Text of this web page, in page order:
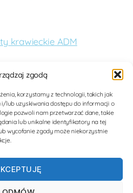
zgodą
korzystamy z technologii, takich jak
i/lub uzyskiwania dostępu do informacji o
pozwoli nam przetwarzać dane, takie
lub unikalne identyfikatory na tej
wycofanie zgody może niekorzystnie
krawieckie ADM
O nas
edukację. Dążymy
medycznej dla kobiet i
poprzez nowoczesne
Zwiększamy tolerancję i